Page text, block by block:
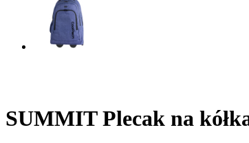
SUMMIT Plecak na